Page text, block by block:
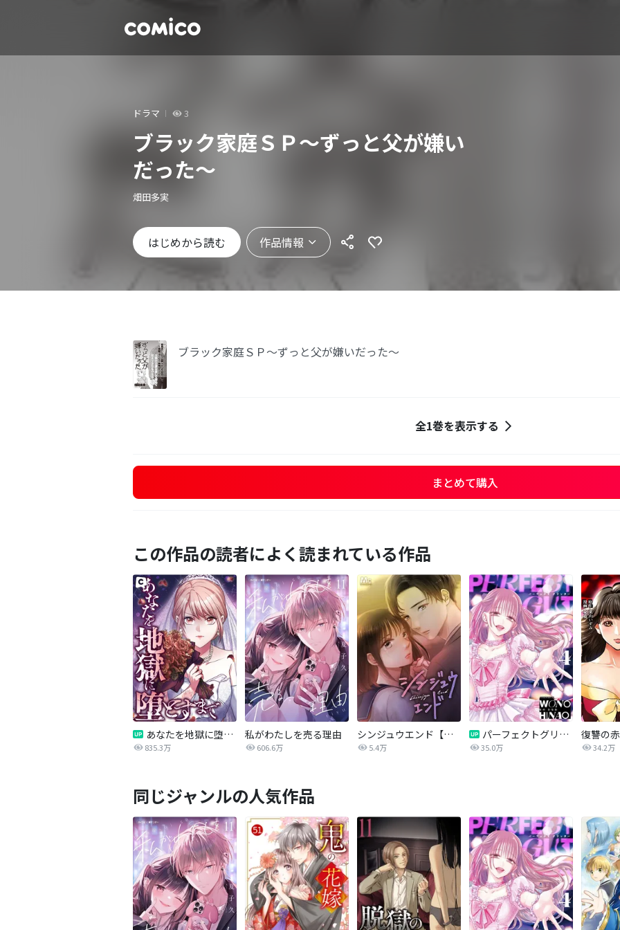
ドラマ 3
ブラック家庭ＳＰ～ずっと父が嫌い
だった～
畑田多実
はじめから読む 作品情報
ブラック家庭ＳＰ～ずっと父が嫌いだった～
全1巻を表示する
まとめて購入
この作品の読者によく読まれている作品
あなたを地獄に堕とすまで
835.3万
私がわたしを売る理由
606.6万
シンジュウエンド【タテヨミ】
5.4万
パーフェクトグリッター
35.0万 34.2万
同じジャンルの人気作品